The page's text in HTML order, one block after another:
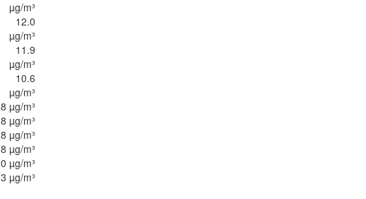
µg/m³
12.0
µg/m³
11.9
µg/m³
10.6
µg/m³
µg/m³
µg/m³
µg/m³
µg/m³
µg/m³
µg/m³